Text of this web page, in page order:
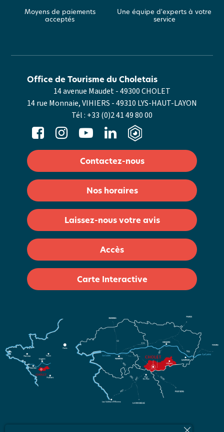
Moyens de paiements
acceptés
Une équipe d'experts à votre
service
14 avenue Maudet - 49300 CHOLET
14 rue Monnaie, VIHIERS - 49310 LYS-HAUT-LAYON
Tél : +33 (0)2 41 49 80 00
Office de Tourisme du Choletais
Contactez-nous
Nos horaires
Laissez-nous votre avis
Accès
Carte Interactive